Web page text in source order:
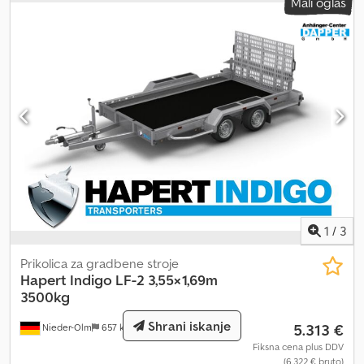
plastic mudguards - fitted with splash guards - wheel chocks with
holders Lashing and Securing Options - TÜV-certified load
securing system from HAPERT - 14 recessed lashing brackets
integrated in the frame according to DIN standard, each rated to
1000 daN (kg) per eyelet Documents and Freight Costs - freight
costs to us already included - including vehicle registration
certificate (registration certificate part 2) Chjdpji A D S Dsfx
Anmja - including COC document (EC certificate of conformity) -
no additional unwanted costs - reduction of gross vehicle weight
possible at extra cost (TÜV fee only) Further offers and
information can be found on our homepage. I am not allowed to
provide a direct link, so simply enter "Dapper Anhänger" in your
search engine. Photos may show optional accessories. Subject to
errors, changes, and prior sale.
1 / 3
Nieder-Olm 657 km
Prikolica za gradbene stroje
Hapert Indigo LF-2 3,55×1,69m
3500kg
5.313 €
Fiksna cena plus DDV
(6.322 € bruto)
Shrani iskanje